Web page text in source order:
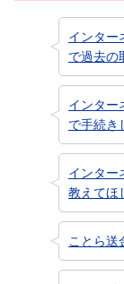
インター
で過去の
インター
で手続き
インター
教えてほ
ことら送